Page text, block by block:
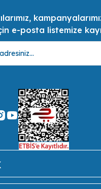
sektörünün ilk 500 bilişim
mühendis kadrosuyla
onlara bu ihtiyaçları
ve en pratik çözümler ve
e-posta listemize